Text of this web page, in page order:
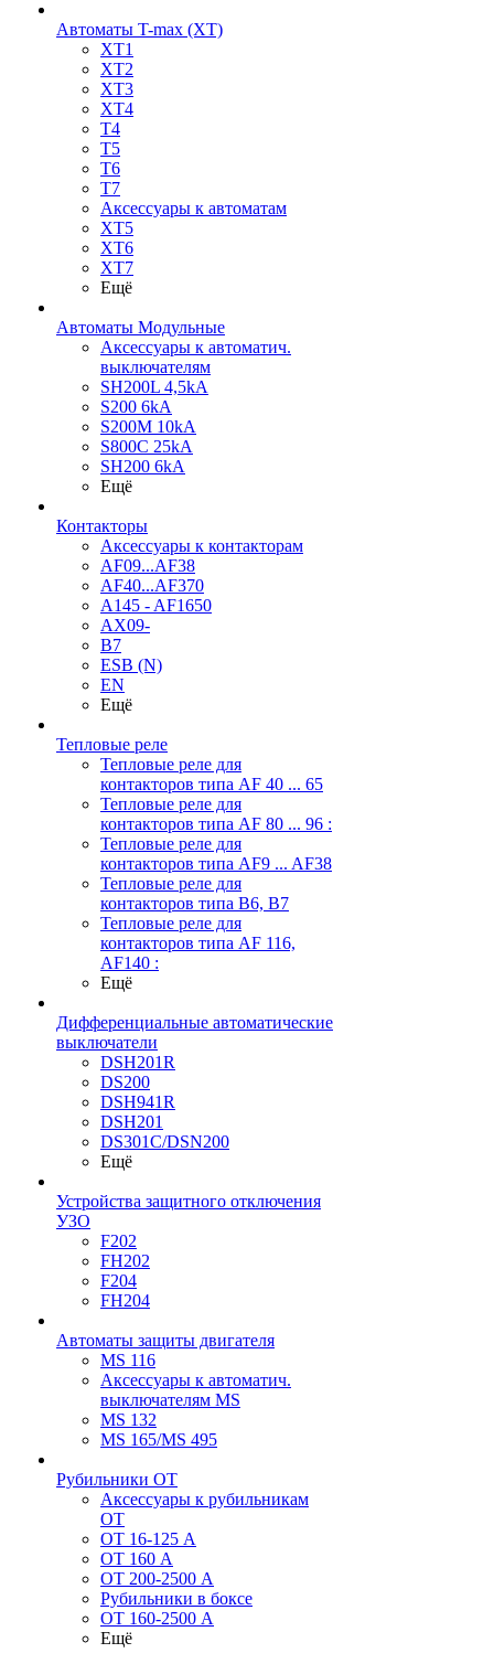
Автоматы T-max (XT)
XT1
XT2
XT3
XT4
T4
T5
T6
T7
Аксессуары к автоматам
XT5
XT6
XT7
Ещё
Автоматы Модульные
Аксессуары к автоматич.
выключателям
SH200L 4,5kA
S200 6kA
S200M 10kA
S800C 25kA
SH200 6kA
Ещё
Контакторы
Аксессуары к контакторам
AF09...AF38
AF40...AF370
A145 - AF1650
AX09-
B7
ESB (N)
EN
Ещё
Тепловые реле
Тепловые реле для
контакторов типа AF 40 ... 65
Тепловые реле для
контакторов типа AF 80 ... 96 :
Тепловые реле для
контакторов типа AF9 ... AF38
Тепловые реле для
контакторов типа В6, В7
Тепловые реле для
контакторов типа AF 116,
AF140 :
Ещё
Дифференциальные автоматические
выключатели
DSH201R
DS200
DSH941R
DSH201
DS301C/DSN200
Ещё
Устройства защитного отключения
УЗО
F202
FH202
F204
FH204
Автоматы защиты двигателя
MS 116
Аксессуары к автоматич.
выключателям MS
MS 132
MS 165/MS 495
Рубильники ОТ
Аксессуары к рубильникам
OT
OT 16-125 А
OT 160 А
OT 200-2500 А
Рубильники в боксе
OT 160-2500 А
Ещё